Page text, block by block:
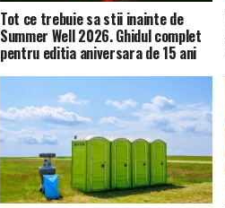
Tot ce trebuie sa stii inainte de
Summer Well 2026. Ghidul complet
pentru editia aniversara de 15 ani